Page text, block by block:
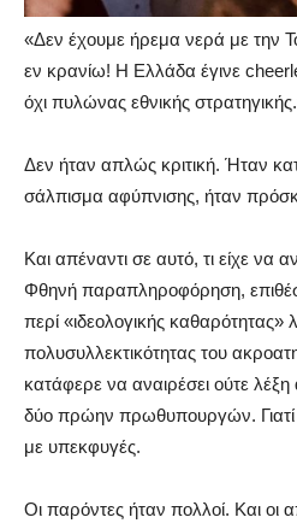
«Δεν έχουμε ήρεμα νερά με την
εν κρανίω! Η Ελλάδα έγινε
όχι πυλώνας εθνικής
Δεν ήταν απλώς κριτική. Ήταν
σάλπισμα αφύπνισης, ήταν
Και απέναντι σε αυτό, τι είχε να
Φθηνή παραπληροφόρηση,
περί «ιδεολογικής καθαρότητας»
πολυσυλλεκτικότητας του
κατάφερε να αναιρέσει ούτε λέξη
δύο πρώην πρωθυπουργών. Γιατί
με υπεκφυγές.
Οι παρόντες ήταν πολλοί. Και οι